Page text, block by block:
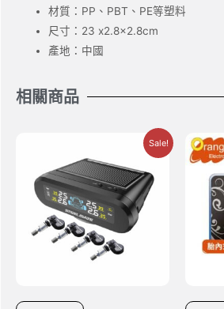
材質：PP、PBT、PE等塑料
尺寸：23 x2.8×2.8cm
產地：中國
相關商品
Sale!